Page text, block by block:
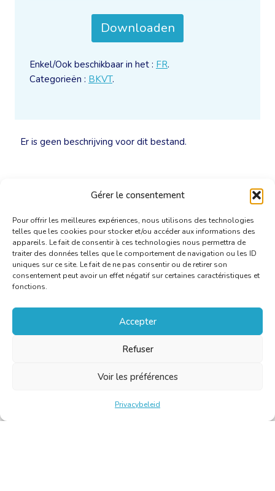
Gérer le consentement
Pour offrir les meilleures expériences, nous utilisons des technologies
telles que les cookies pour stocker et/ou accéder aux informations des
appareils. Le fait de consentir à ces technologies nous permettra de
traiter des données telles que le comportement de navigation ou les ID
uniques sur ce site. Le fait de ne pas consentir ou de retirer son
consentement peut avoir un effet négatif sur certaines caractéristiques et
fonctions.
Accepter
Refuser
Voir les préférences
Privacybeleid
Er is geen beschrijving voor dit bestand.
Downloaden
Enkel/Ook beschikbaar in het : FR.
Categorieën : BKVT.